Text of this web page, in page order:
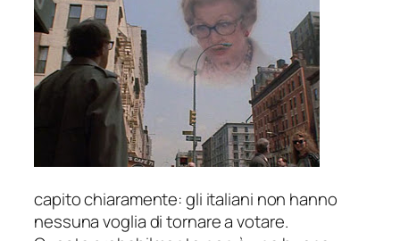
capito chiaramente: gli italiani non hanno
nessuna voglia di tornare a votare.